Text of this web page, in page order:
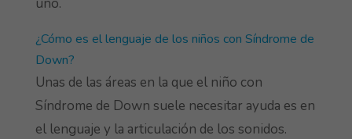
¿Cómo es el lenguaje de los niños con Síndrome de
Down?
Unas de las áreas en la que el niño con
Síndrome de Down suele necesitar ayuda es en
el lenguaje y la articulación de los sonidos.